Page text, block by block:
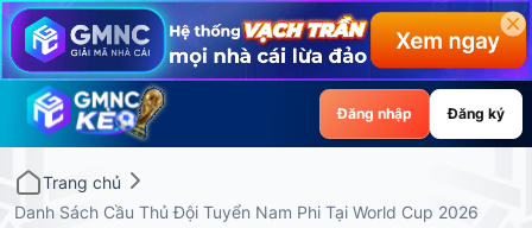
Đăng nhập Đăng ký
Trang chủ
Danh Sách Cầu Thủ Đội Tuyển Nam Phi Tại World Cup 2026